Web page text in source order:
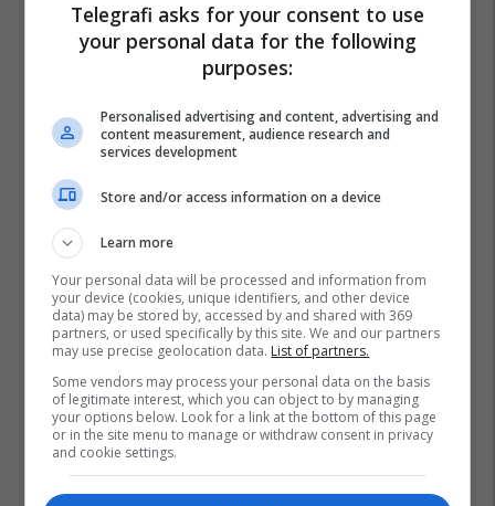
Telegrafi asks for your consent to use
your personal data for the following
purposes:
Personalised advertising and content, advertising and
content measurement, audience research and
services development
Store and/or access information on a device
Learn more
Your personal data will be processed and information from
your device (cookies, unique identifiers, and other device
data) may be stored by, accessed by and shared with 369
partners, or used specifically by this site. We and our partners
may use precise geolocation data. List of partners.
Some vendors may process your personal data on the basis
of legitimate interest, which you can object to by managing
your options below. Look for a link at the bottom of this page
or in the site menu to manage or withdraw consent in privacy
and cookie settings.